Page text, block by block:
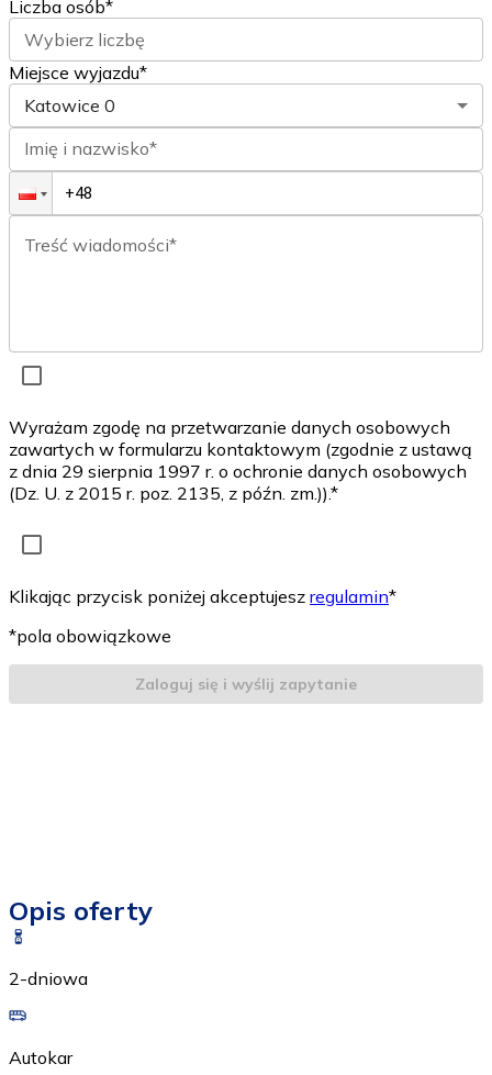
Liczba osób*
Wybierz liczbę
Miejsce wyjazdu*
Katowice 0
Imię i nazwisko*
Treść wiadomości*
Wyrażam zgodę na przetwarzanie danych osobowych
zawartych w formularzu kontaktowym (zgodnie z ustawą
z dnia 29 sierpnia 1997 r. o ochronie danych osobowych
(Dz. U. z 2015 r. poz. 2135, z późn. zm.)).*
Klikając przycisk poniżej akceptujesz regulamin*
*pola obowiązkowe
Zaloguj się i wyślij zapytanie
Opis oferty
2-dniowa
Autokar